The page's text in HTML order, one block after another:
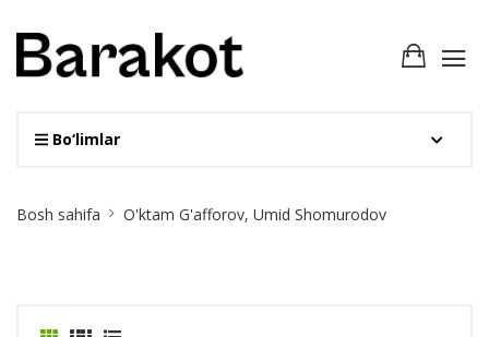
Bo‘limlar
Breadcrumb
Bosh sahifa O'ktam G'afforov, Umid Shomurodov